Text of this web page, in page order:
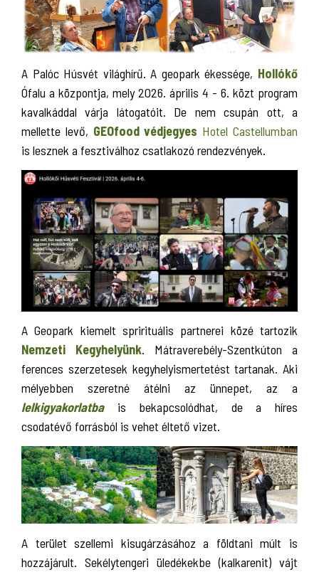
A Palóc Húsvét világhírű. A geopark ékessége, Hollókő
Ófalu a központja, mely 2026. április 4 - 6. közt program
kavalkáddal várja látogatóit. De nem csupán ott, a
mellette levő, GEOfood védjegyes Hotel Castellumban
is lesznek a fesztiválhoz csatlakozó rendezvények.
A Geopark kiemelt sprirituális partnerei közé tartozik
Nemzeti Kegyhelyünk. Mátraverebély-Szentkúton a
ferences szerzetesek kegyhelyismertetést tartanak. Aki
mélyebben szeretné átélni az ünnepet, az a
lelkigyakorlatbais bekapcsolódhat, de a híres
csodatévő forrásból is vehet éltető vizet.
A terület szellemi kisugárzásához a földtani múlt is
hozzájárult. Sekélytengeri üledékekbe (kalkarenit) vájt